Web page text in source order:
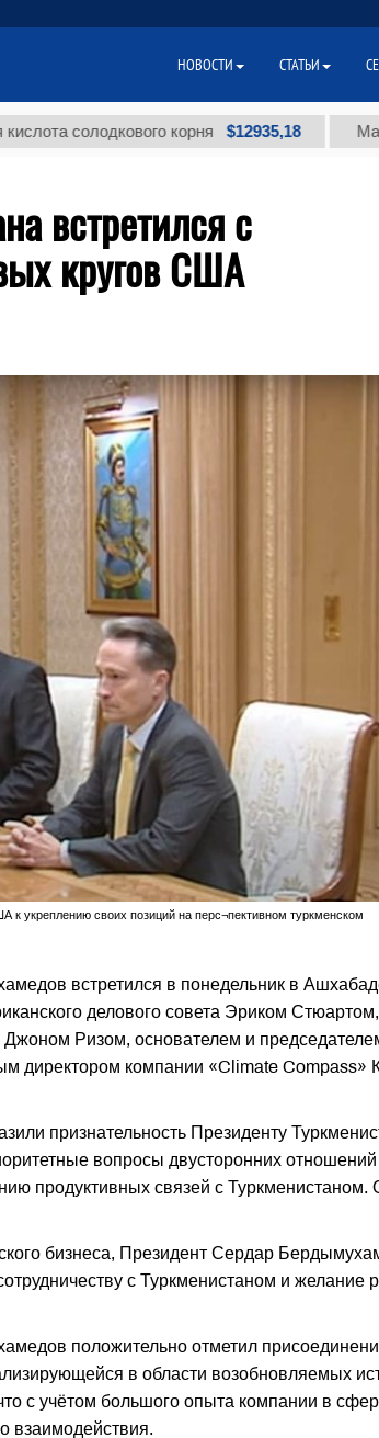
солодкового корня $12935,18 Мазут
встретился с
кругов США
укреплению своих позиций на перс¬пективном туркменском
встретился в понедельник в
делового совета Эриком
Ризом, основателем и
директором компании «Climate Compass»
признательность Президенту
вопросы двусторонних
продуктивных связей с
бизнеса, Президент Сердар
с Туркменистаном и желание
положительно отметил
в области возобновляемых
с учётом большого опыта компании в
взаимодействия.
НОВОСТИ СТАТЬИ